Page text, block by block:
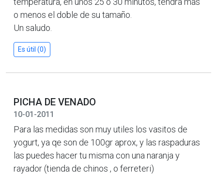
o menos el doble de su tamaño.
Un saludo.
Es útil (0)
PICHA DE VENADO
10-01-2011
Para las medidas son muy utiles los vasitos de
yogurt, ya qe son de 100gr aprox, y las raspaduras
las puedes hacer tu misma con una naranja y
rayador (tienda de chinos , o ferreteri)